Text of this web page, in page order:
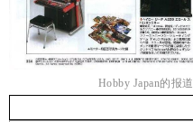
Hobby Japan的报道